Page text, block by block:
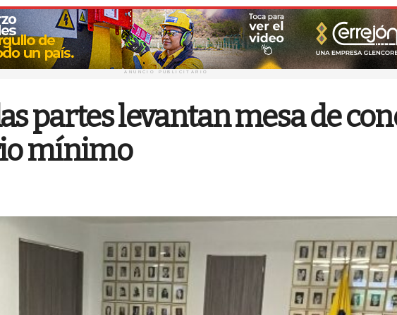
ANUNCIO PUBLICITARIO
partes levantan mesa de
mínimo